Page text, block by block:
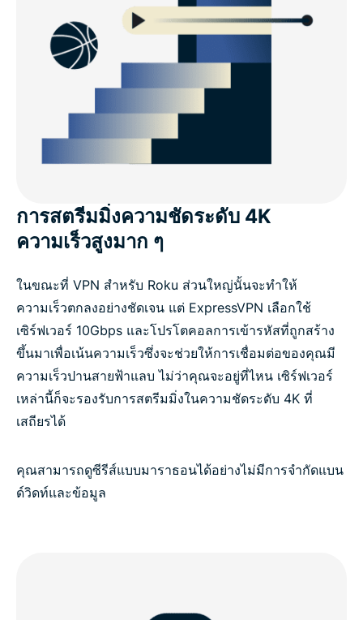
การสตรีมมิ่งความชัดระดับ 4K
ความเร็วสูงมาก ๆ
ในขณะที่ VPN สำหรับ Roku ส่วนใหญ่นั้นจะทำให้
ความเร็วตกลงอย่างชัดเจน แต่ ExpressVPN เลือกใช้
เซิร์ฟเวอร์ 10Gbps และโปรโตคอลการเข้ารหัสที่ถูกสร้าง
ขึ้นมาเพื่อเน้นความเร็วซึ่งจะช่วยให้การเชื่อมต่อของคุณมี
ความเร็วปานสายฟ้าแลบ ไม่ว่าคุณจะอยู่ที่ไหน เซิร์ฟเวอร์
เหล่านี้ก็จะรองรับการสตรีมมิ่งในความชัดระดับ 4K ที่
เสถียรได้
คุณสามารถดูซีรีส์แบบมาราธอนได้อย่างไม่มีการจำกัดแบน
ด์วิดท์และข้อมูล